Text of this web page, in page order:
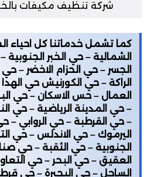
شركة تنظيف مكيفات
كما تشمل خدماتنا كل احياء
الشمالية – حي الخبر الجنوبية
الجسر – حي الحزام الاخضر –
الراكة – حي الكورنيش حي
العمال – حس الاسكان – حي
– حي المدينة الرياضية – حي
– حي القرطبة – حي الروابي –
اليرموك – حي الاندلس – حي
الجنوبية – حي الثقبة – حي
العقيق – حي البحر – حي
الساحل – حي البحيرة – حي